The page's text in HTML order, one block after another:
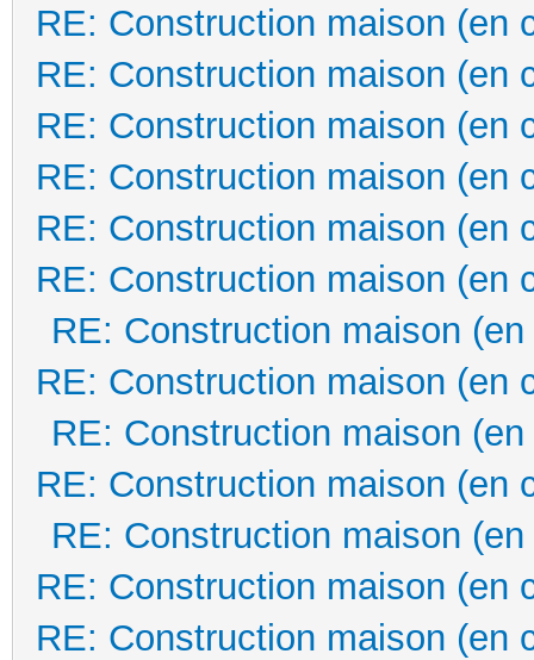
RE: Construction maison (en
RE: Construction maison (en
RE: Construction maison (en
RE: Construction maison (en
RE: Construction maison (en
RE: Construction maison (en
RE: Construction maison
RE: Construction maison (en
RE: Construction maison
RE: Construction maison (en
RE: Construction maison
RE: Construction maison (en
RE: Construction maison (en